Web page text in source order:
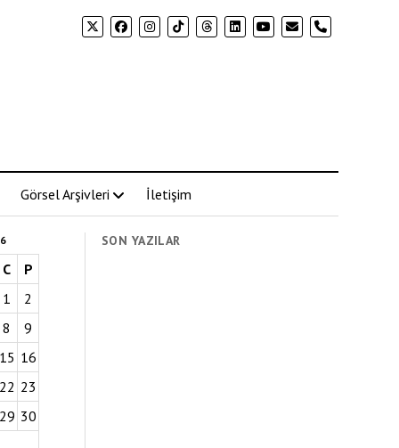
phone
Görsel Arşivleri İletişim
C
P
1
2
8
9
16
23
30
SON YAZILAR